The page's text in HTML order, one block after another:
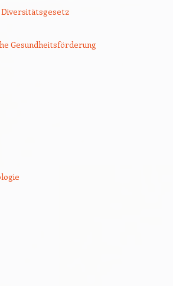
Gesundheitsförderung